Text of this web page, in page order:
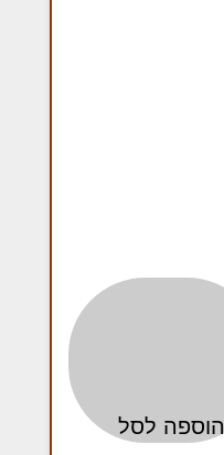
הוספה לסל